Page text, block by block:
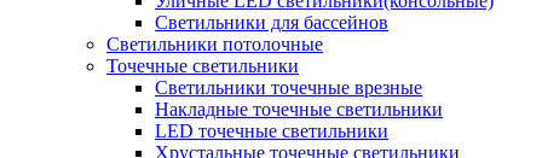
Светильники для бассейнов
Светильники потолочные
Точечные светильники
Светильники точечные врезные
Накладные точечные светильники
LED точечные светильники
Хрустальные точечные светильники